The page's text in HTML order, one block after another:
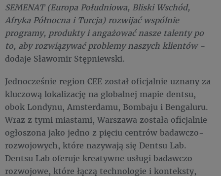
SEMENAT (Europa Południowa, Bliski Wschód,
Afryka Północna i Turcja) rozwijać wspólnie
programy, produkty i angażować nasze talenty po
to, aby rozwiązywać problemy naszych klientów -
dodaje Sławomir Stępniewski.
Jednocześnie region CEE został oficjalnie uznany za
kluczową lokalizację na globalnej mapie dentsu,
obok Londynu, Amsterdamu, Bombaju i Bengaluru.
Wraz z tymi miastami, Warszawa została oficjalnie
ogłoszona jako jedno z pięciu centrów badawczo-
rozwojowych, które nazywają się Dentsu Lab.
Dentsu Lab oferuje kreatywne usługi badawczo-
rozwojowe, które łączą technologie i konteksty,